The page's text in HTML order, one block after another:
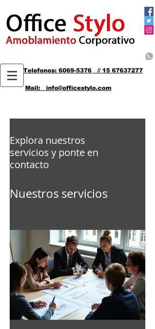
Telefonos: 6069-5376 // 15 67637277
Mail: info@officestylo.com
Explora nuestros
servicios y ponte en
contacto
Nuestros servicios